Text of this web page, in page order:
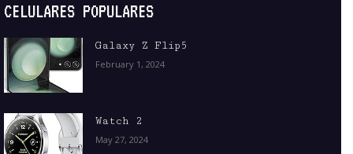
CELULARES POPULARES
Galaxy Z Flip5
February 1, 2024
Watch 2
May 27, 2024